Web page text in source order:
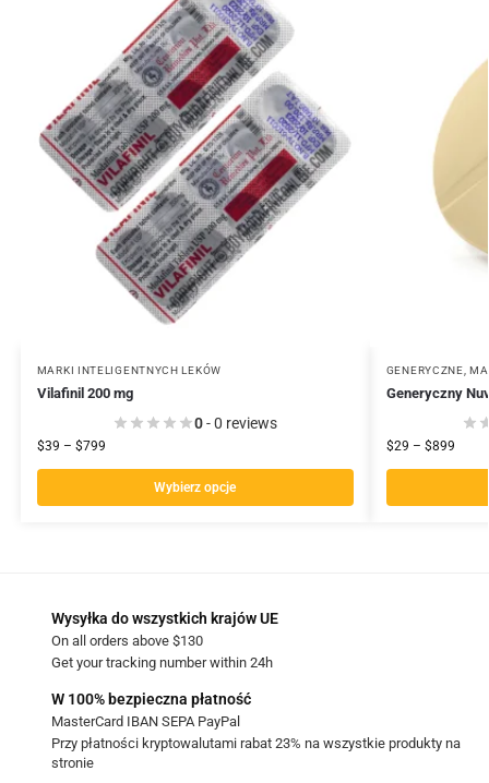
MARKI INTELIGENTNYCH LEKÓW
Vilafinil 200 mg
0- 0 reviews
$39 – $799
Wybierz opcje
GENERYCZNE,
Generyczny
$29 – $899
Wysyłka do wszystkich krajów UE
On all orders above $130
Get your tracking number within 24h
W 100% bezpieczna płatność
MasterCard IBAN SEPA PayPal
Przy płatności kryptowalutami rabat 23% na wszystkie produkty na
stronie